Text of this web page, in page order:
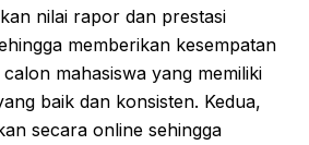
nilai rapor dan prestasi
memberikan kesempatan
mahasiswa yang memiliki
baik dan konsisten. Kedua,
secara online sehingga